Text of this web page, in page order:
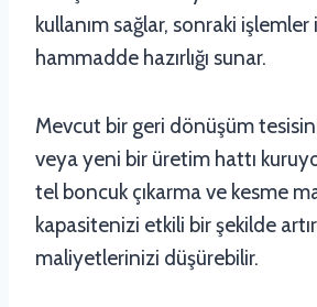
kullanım sağlar, sonraki
hammadde hazırlığı sunar.
Mevcut bir geri dönüşüm
veya yeni bir üretim hattı
tel boncuk çıkarma ve kesme
kapasitenizi etkili bir şekilde
maliyetlerinizi düşürebilir.